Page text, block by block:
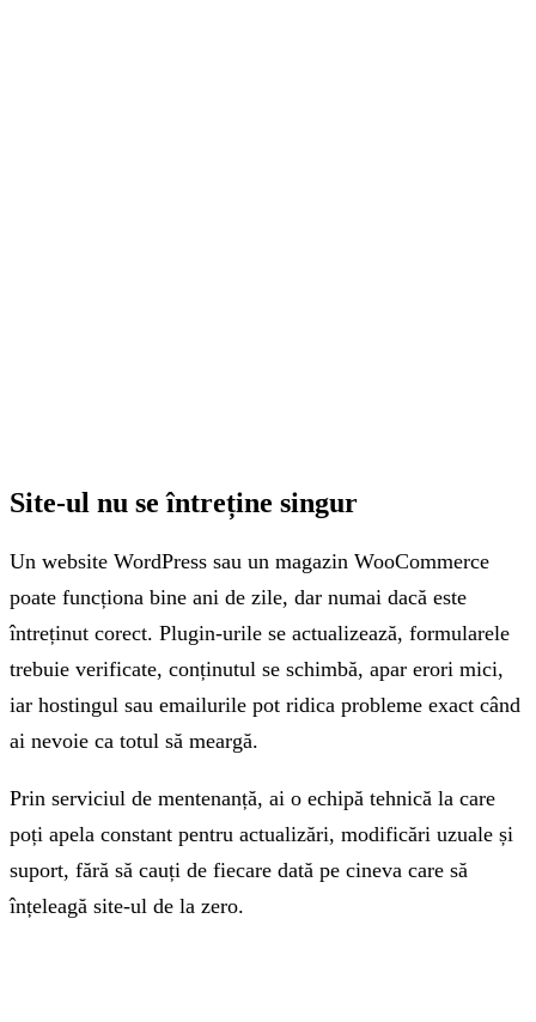
Site-ul nu se întreține singur
Un website WordPress sau un magazin WooCommerce
poate funcționa bine ani de zile, dar numai dacă este
întreținut corect. Plugin-urile se actualizează, formularele
trebuie verificate, conținutul se schimbă, apar erori mici,
iar hostingul sau emailurile pot ridica probleme exact când
ai nevoie ca totul să meargă.
Prin serviciul de mentenanță, ai o echipă tehnică la care
poți apela constant pentru actualizări, modificări uzuale și
suport, fără să cauți de fiecare dată pe cineva care să
înțeleagă site-ul de la zero.